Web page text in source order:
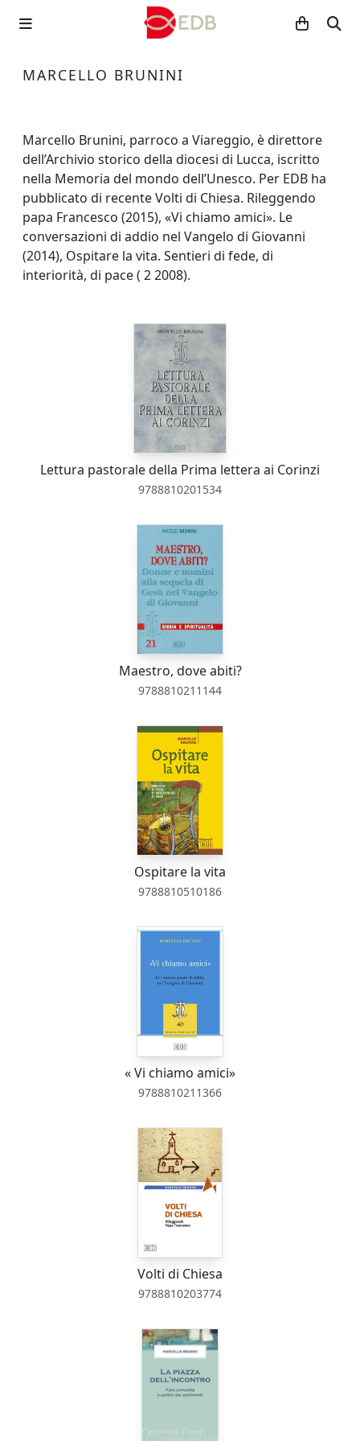
MARCELLO BRUNINI
Marcello Brunini, parroco a Viareggio, è direttore
dell’Archivio storico della diocesi di Lucca, iscritto
nella Memoria del mondo dell’Unesco. Per EDB ha
pubblicato di recente Volti di Chiesa. Rileggendo
papa Francesco (2015), «Vi chiamo amici». Le
conversazioni di addio nel Vangelo di Giovanni
(2014), Ospitare la vita. Sentieri di fede, di
interiorità, di pace ( 2 2008).
Lettura pastorale della Prima lettera ai Corinzi
9788810201534
Maestro, dove abiti?
9788810211144
Ospitare la vita
9788810510186
« Vi chiamo amici»
9788810211366
Volti di Chiesa
9788810203774